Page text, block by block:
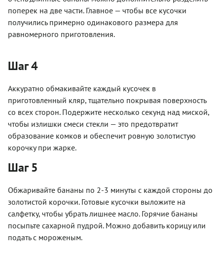
поперек на две части. Главное — чтобы все кусочки
получились примерно одинакового размера для
равномерного приготовления.
Шаг 4
Аккуратно обмакивайте каждый кусочек в
приготовленный кляр, тщательно покрывая поверхность
со всех сторон. Подержите несколько секунд над миской,
чтобы излишки смеси стекли — это предотвратит
образование комков и обеспечит ровную золотистую
корочку при жарке.
Шаг 5
Обжаривайте бананы по 2-3 минуты с каждой стороны до
золотистой корочки. Готовые кусочки выложите на
салфетку, чтобы убрать лишнее масло. Горячие бананы
посыпьте сахарной пудрой. Можно добавить корицу или
подать с мороженым.